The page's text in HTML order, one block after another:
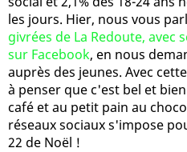
les jours. Hier, nous vous
givrées de La Redoute, avec
sur Facebook, en nous
auprès des jeunes. Avec
à penser que c'est bel et
café et au petit pain au
réseaux sociaux s'impose
22 de Noël !